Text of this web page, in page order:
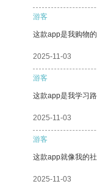
游客
这款app是我购物
2025-11-03
游客
这款app是我学习
2025-11-03
游客
这款app就像我的
2025-11-03